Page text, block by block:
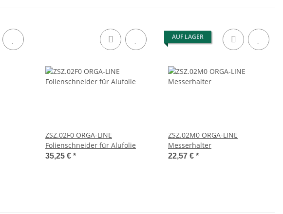
ZSZ.02F0 ORGA-LINE
Folienschneider für Alufolie
35,25 € *
AUF LAGER
ZSZ.02M0 ORGA-LINE
Messerhalter
22,57 € *